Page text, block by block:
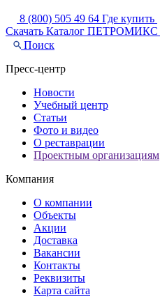
8 (800) 505 49 64 Где купить
Скачать Каталог ПЕТРОМИКС
Поиск
Пресс-центр
Новости
Учебный центр
Статьи
Фото и видео
О реставрации
Проектным организациям
Компания
О компании
Объекты
Акции
Доставка
Вакансии
Контакты
Реквизиты
Карта сайта